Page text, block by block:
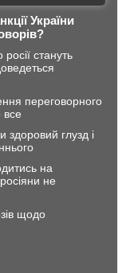
України
стануть
переговорного
все
здоровий глузд і
на
не
щодо